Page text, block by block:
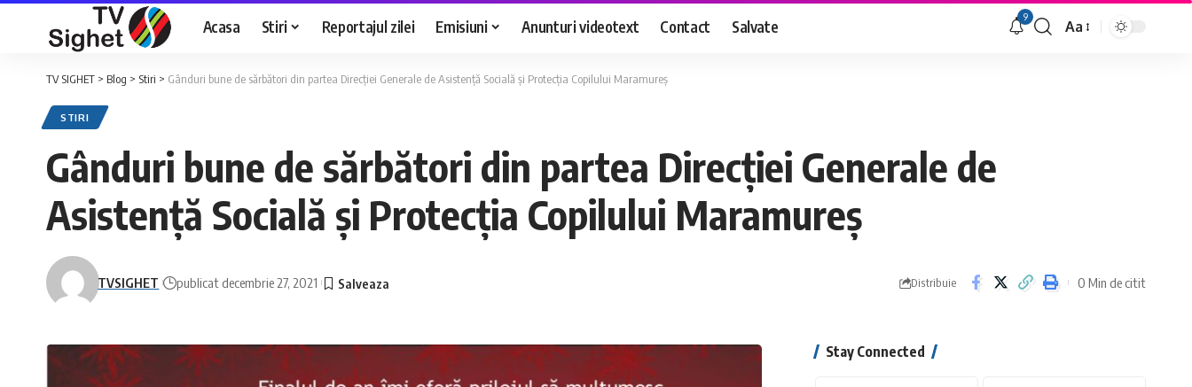
Acasa Stiri Reportajul zilei Emisiuni Anunturi videotext Contact Salvate 9
Font
Aa
TV SIGHET > Blog > Stiri > Gânduri bune de sărbători din partea Direcției Generale de Asistență Socială și Protecția Copilului Maramureș
STIRI
Gânduri bune de sărbători din partea Direcției Generale de
Asistență Socială și Protecția Copilului Maramureș
TVSIGHET publicat decembrie 27, 2021 Distribuie 0 Min de citit
Stay Connected